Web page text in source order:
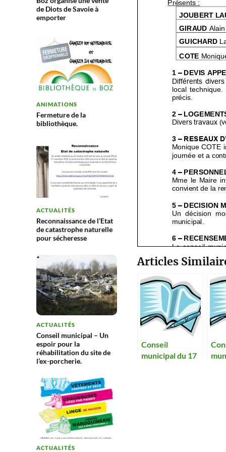
de Diots de Savoie à
emporter
ANIMATIONS
Fermeture de la
bibliothèque.
ACTUALITÉS
Reconnaissance de l’Etat
de catastrophe naturelle
pour sécheresse
ACTUALITÉS
Conseil municipal – Un
espoir pour la
réhabilitation du site de
l’ex-porcherie.
ACTUALITÉS
Articles
Conseil
municipal du 17